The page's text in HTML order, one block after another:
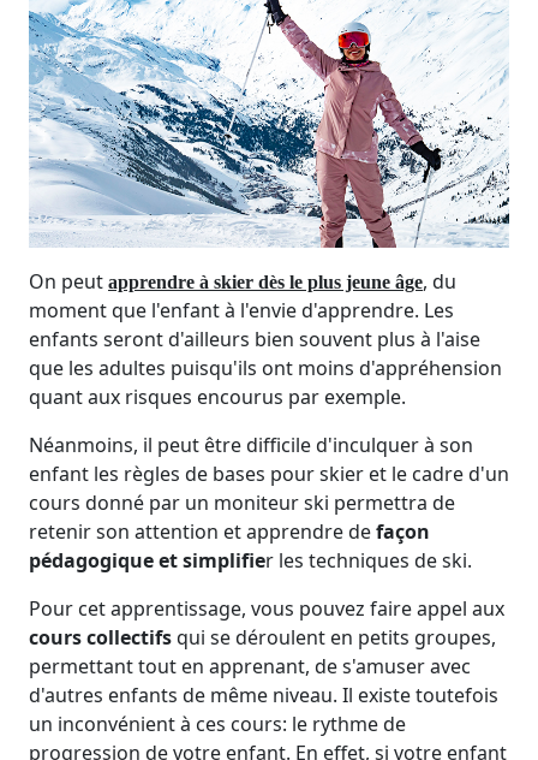
On peut apprendre à skier dès le plus jeune âge, du
moment que l'enfant à l'envie d'apprendre. Les
enfants seront d'ailleurs bien souvent plus à l'aise
que les adultes puisqu'ils ont moins d'appréhension
quant aux risques encourus par exemple.
Néanmoins, il peut être difficile d'inculquer à son
enfant les règles de bases pour skier et le cadre d'un
cours donné par un moniteur ski permettra de
retenir son attention et apprendre defaçon
pédagogique et simplifier les techniques de ski.
Pour cet apprentissage, vous pouvez faire appel aux
cours collectifsqui se déroulent en petits groupes,
permettant tout en apprenant, de s'amuser avec
d'autres enfants de même niveau. Il existe toutefois
un inconvénient à ces cours: le rythme de
progression de votre enfant. En effet, si votre enfant